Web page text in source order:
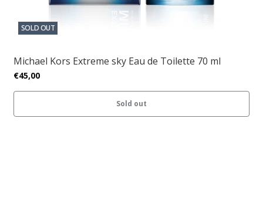
SOLD OUT
Michael Kors Extreme sky Eau de Toilette 70 ml
€45,00
Sold out